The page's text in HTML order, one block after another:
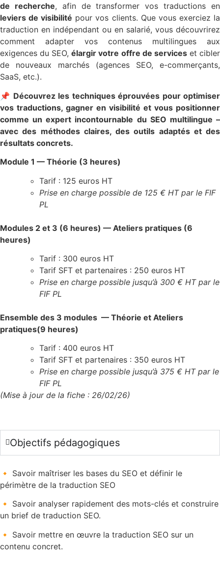
de recherche, afin de transformer vos traductions en
leviers de visibilité pour vos clients. Que vous exerciez la
traduction en indépendant ou en salarié, vous découvrirez
comment adapter vos contenus multilingues aux
exigences du SEO,élargir votre offre de serviceset cibler
de nouveaux marchés (agences SEO, e-commerçants,
SaaS, etc.).
📌 Découvrez les techniques éprouvées pour optimiser
vos traductions, gagner en visibilité et vous positionner
comme un expert incontournable du SEO multilingue –
avec des méthodes claires, des outils adaptés et des
résultats concrets.
Module 1 — Théorie (3 heures)
Tarif : 125 euros HT
Prise en charge possible de 125 € HT par le FIF
PL
Modules 2 et 3 (6 heures) — Ateliers pratiques (6
heures)
Tarif : 300 euros HT
Tarif SFT et partenaires : 250 euros HT
Prise en charge possible jusqu’à 300 € HT par le
FIF PL
Ensemble des 3 modules — Théorie et Ateliers
pratiques(9 heures)
Tarif : 400 euros HT
Tarif SFT et partenaires : 350 euros HT
Prise en charge possible jusqu’à 375 € HT par le
FIF PL
(Mise à jour de la fiche : 26/02/26)
Objectifs pédagogiques
🔸 Savoir maîtriser les bases du SEO et définir le
périmètre de la traduction SEO
🔸 Savoir analyser rapidement des mots-clés et construire
un brief de traduction SEO.
🔸 Savoir mettre en œuvre la traduction SEO sur un
contenu concret.